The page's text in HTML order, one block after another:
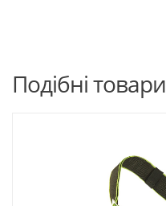
Подібні товари